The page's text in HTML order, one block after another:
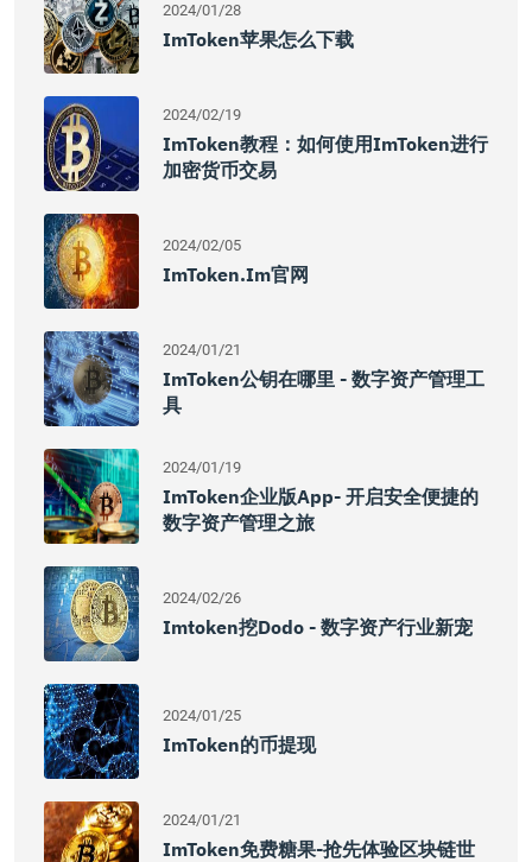
2024/01/28
ImToken苹果怎么下载
2024/02/19
ImToken教程：如何使用imToken进行
加密货币交易
2024/02/05
ImToken.im官网
2024/01/21
ImToken公钥在哪里 - 数字资产管理工
具
2024/01/19
ImToken企业版app- 开启安全便捷的
数字资产管理之旅
2024/02/26
Imtoken挖dodo - 数字资产行业新宠
2024/01/25
ImToken的币提现
2024/01/21
ImToken免费糖果-抢先体验区块链世